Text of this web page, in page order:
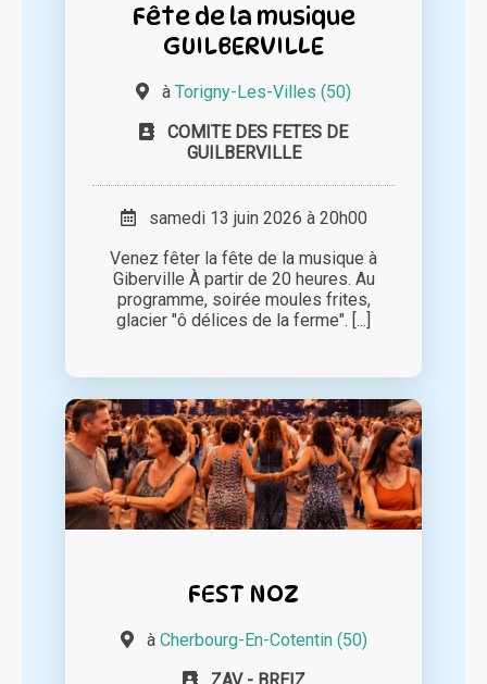
Fête de la musique
GUILBERVILLE
à Torigny-Les-Villes (50)
COMITE DES FETES DE
GUILBERVILLE
samedi 13 juin 2026 à 20h00
Venez fêter la fête de la musique à
Giberville À partir de 20 heures. Au
programme, soirée moules frites,
glacier "ô délices de la ferme". [...]
FEST NOZ
à Cherbourg-En-Cotentin (50)